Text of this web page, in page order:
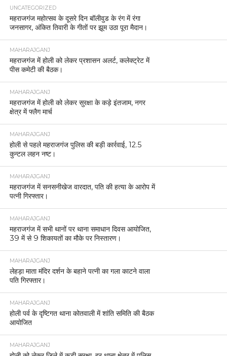
UNCATEGORIZED
महराजगंज महोत्सव के दूसरे दिन बॉलीवुड के रंग में रंगा
जनसागर, अंकित तिवारी के गीतों पर झूम उठा पूरा मैदान।
MAHARAJGANJ
महराजगंज में होली को लेकर प्रशासन अलर्ट, कलेक्ट्रेट में
पीस कमेटी की बैठक।
MAHARAJGANJ
महराजगंज में होली को लेकर सुरक्षा के कड़े इंतजाम, नगर
क्षेत्र में फ्लैग मार्च
MAHARAJGANJ
होली से पहले महराजगंज पुलिस की बड़ी कार्रवाई, 12.5
कुन्टल लहन नष्ट।
MAHARAJGANJ
महराजगंज में सनसनीखेज वारदात, पति की हत्या के आरोप में
पत्नी गिरफ्तार।
MAHARAJGANJ
महराजगंज में सभी थानों पर थाना समाधान दिवस आयोजित,
39 में से 9 शिकायतों का मौके पर निस्तारण।
MAHARAJGANJ
लेहड़ा माता मंदिर दर्शन के बहाने पत्नी का गला काटने वाला
पति गिरफ्तार।
MAHARAJGANJ
होली पर्व के दृष्टिगत थाना कोतवाली में शांति समिति की बैठक
आयोजित
MAHARAJGANJ